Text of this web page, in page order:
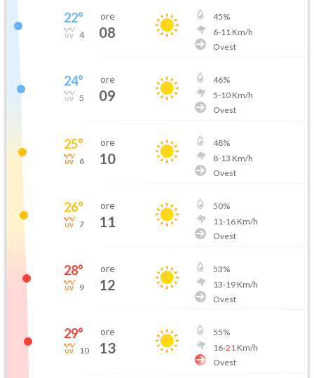
22°
4
ore
08
45%
6-11 Km/h
Ovest
24°
5
ore
09
46%
5-10Km/h
Ovest
25°
6
ore
10
48%
8-13 Km/h
Ovest
26°
7
ore
11
50%
11-16Km/h
Ovest
28°
9
ore
12
53%
13-19Km/h
Ovest
29°
10
ore
13
55%
16-21 Km/h
Ovest